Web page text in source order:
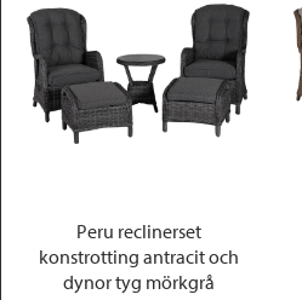
Peru reclinerset
konstrotting antracit och
dynor tyg mörkgrå